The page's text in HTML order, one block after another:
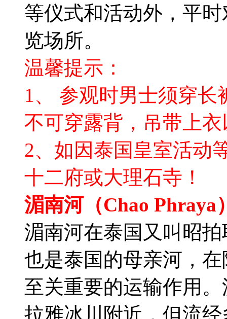
等仪式和活动外，平
览场所。
温馨提示：
1、 参观时男士须穿
不可穿露背，吊带上
2、如因泰国皇室活动
十二府或大理石寺！
湄南河（Chao Phraya
湄南河在泰国又叫昭
也是泰国的母亲河，
至关重要的运输作用
拉雅冰川附近，但流